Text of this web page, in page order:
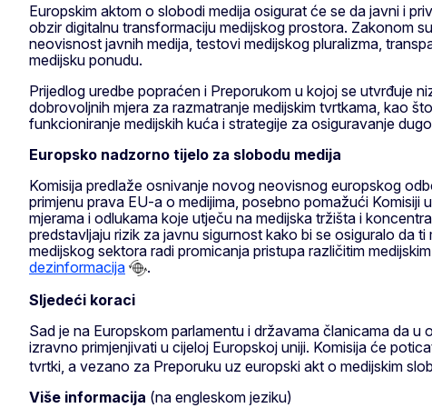
Europskim aktom o slobodi medija osigurat će se da javni i
obzir digitalnu transformaciju medijskog prostora. Zakonom
neovisnost javnih medija, testovi medijskog pluralizma,
medijsku ponudu.
Prijedlog uredbe popraćen i Preporukom u kojoj se utvrđuje
dobrovoljnih mjera za razmatranje medijskim tvrtkama, kao
funkcioniranje medijskih kuća i strategije za osiguravanje
Europsko nadzorno tijelo za slobodu medija
Komisija predlaže osnivanje novog neovisnog europskog
primjenu prava EU-a o medijima, posebno pomažući Komisiji
mjerama i odlukama koje utječu na medijska tržišta i
predstavljaju rizik za javnu sigurnost kako bi se osiguralo da
medijskog sektora radi promicanja pristupa različitim
dezinformacija
.
Sljedeći koraci
Sad je na Europskom parlamentu i državama članicama da
izravno primjenjivati u cijeloj Europskoj uniji. Komisija će
tvrtki, a vezano za Preporuku uz europski akt o medijskim
Više informacija (na engleskom jeziku)